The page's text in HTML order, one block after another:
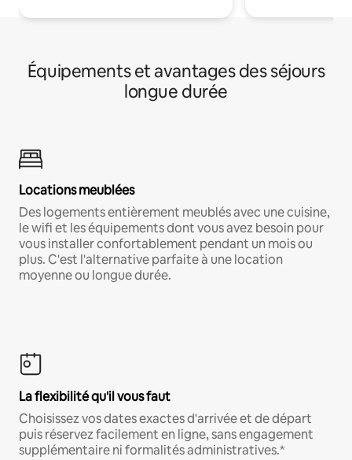
Équipements et avantages des séjours
longue durée
Locations meublées
Des logements entièrement meublés avec une cuisine,
le wifi et les équipements dont vous avez besoin pour
vous installer confortablement pendant un mois ou
plus. C'est l'alternative parfaite à une location
moyenne ou longue durée.
La flexibilité qu'il vous faut
Choisissez vos dates exactes d'arrivée et de départ
puis réservez facilement en ligne, sans engagement
supplémentaire ni formalités administratives.*